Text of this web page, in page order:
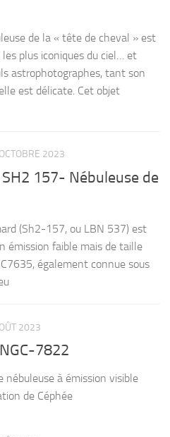
de la « tête de cheval » est
les plus iconiques du ciel… et
astrophotographes, tant son
est délicate. Cet objet
2023
157- Nébuleuse de
(Sh2-157, ou LBN 537) est
émission faible mais de taille
également connue sous
2023
7822
à émission visible
de Céphée